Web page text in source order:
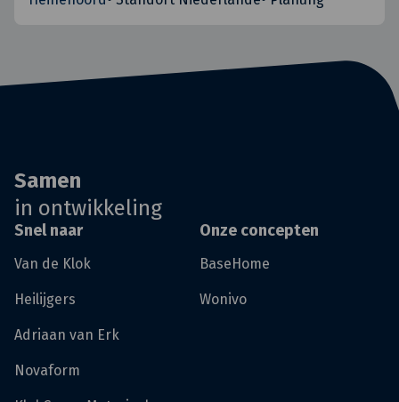
Samen
in ontwikkeling
Snel naar
Van de Klok
Heilijgers
Adriaan van Erk
Novaform
Onze concepten
BaseHome
Wonivo